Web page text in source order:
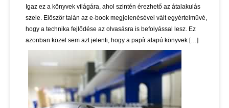
Igaz ez a könyvek világára, ahol szintén érezhető az átalakulás
szele. Először talán az e-book megjelenésével vált egyértelművé,
hogy a technika fejlődése az olvasásra is befolyással lesz. Ez
azonban közel sem azt jelenti, hogy a papír alapú könyvek […]